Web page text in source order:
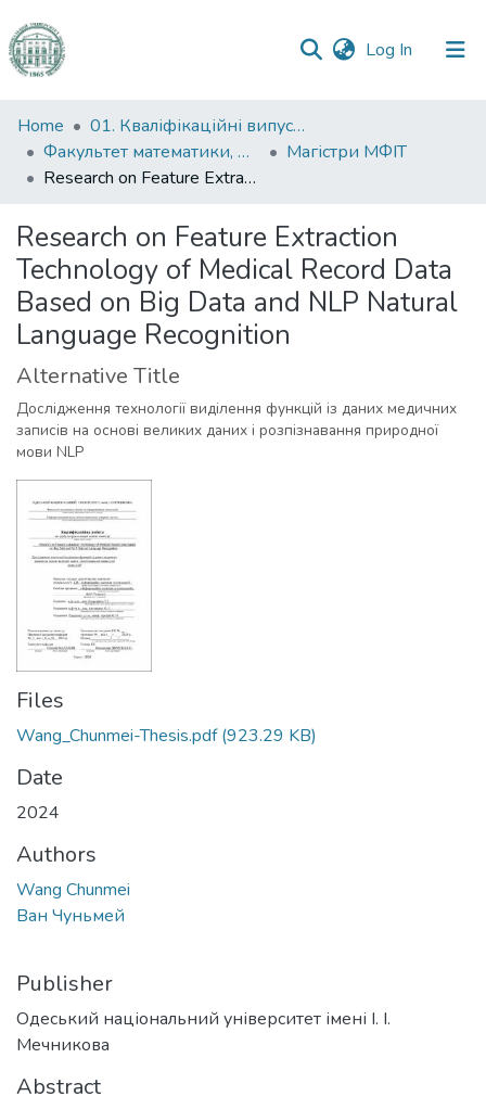
Log In (current)
Communities
&
Collections
Statistics
Home
01. Кваліфікаційні випускні роботи здобувачів вищої освіти
Факультет математики, фізики та інформаційних технологій
Магістри МФІТ
Research on Feature Extraction Technology of Medical Record Data Based on Big Data and NLP Natural Language Recognition
Research on Feature Extraction
Technology of Medical Record Data
Based on Big Data and NLP Natural
Language Recognition
Alternative Title
Дослідження технології виділення функцій із даних медичних
записів на основі великих даних і розпізнавання природної
мови NLP
Files
Wang_Chunmei-Thesis.pdf(923.29 KB)
Date
2024
Authors
Wang Chunmei
Ван Чуньмей
Publisher
Одеський національний університет імені І. І.
Мечникова
Abstract